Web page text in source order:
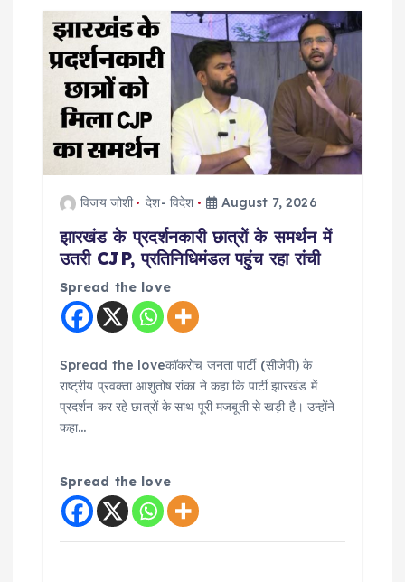
विजय जोशी देश- विदेश August 7, 2026
झारखंड के प्रदर्शनकारी छात्रों के समर्थन में
उतरी CJP, प्रतिनिधिमंडल पहुंच रहा रांची
Spread the love
Spread the loveकॉकरोच जनता पार्टी (सीजेपी) के
राष्ट्रीय प्रवक्ता आशुतोष रांका ने कहा कि पार्टी झारखंड में
प्रदर्शन कर रहे छात्रों के साथ पूरी मजबूती से खड़ी है। उन्होंने
कहा…
Spread the love